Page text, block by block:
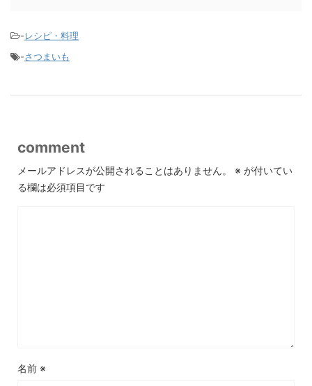
-レシピ・料理
-さつまいも
comment
メールアドレスが公開されることはありません。 ※ が付いてい
る欄は必須項目です
名前 ※